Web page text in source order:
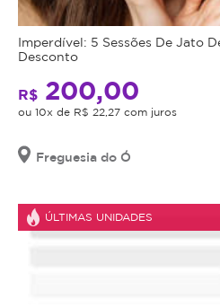
Imperdível: 5 Sessões De Jato
Desconto
R$ 200,00
ou 10x de R$ 22,27 com juros
Freguesia do Ó
ÚLTIMAS UNIDADES